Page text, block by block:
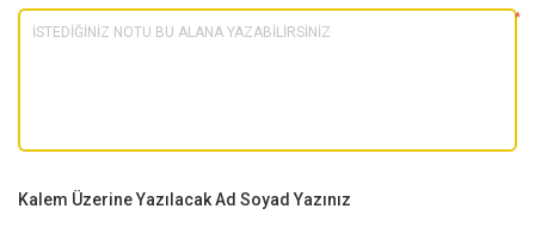
*
Kalem Üzerine Yazılacak Ad Soyad Yazınız